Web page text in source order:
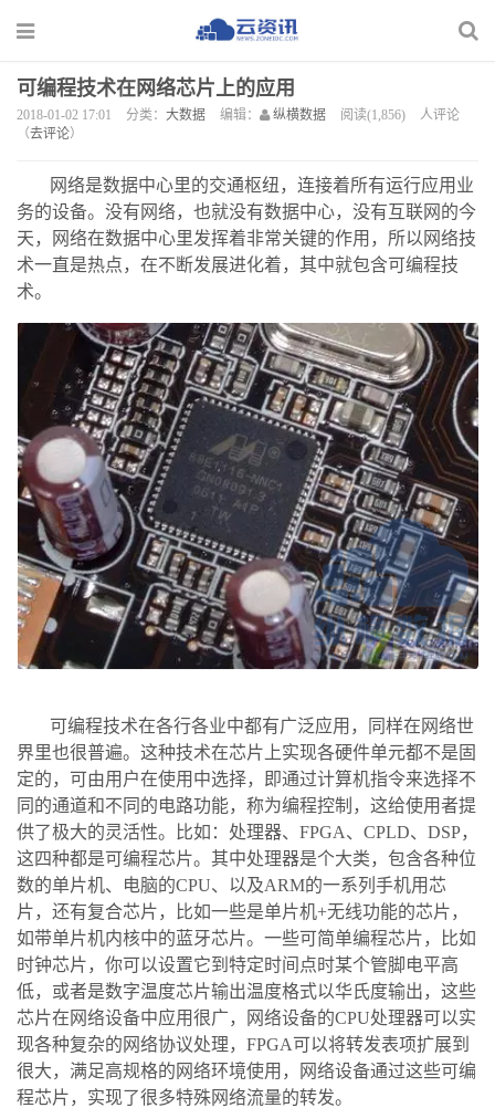
可编程技术在网络芯片上的应用
2018-01-02 17:01 分类： 大数据 编辑： 纵横数据 阅读(1,856)
人评论
（去评论）
网络是数据中心里的交通枢纽，连接着所有运行应用业
务的设备。没有网络，也就没有数据中心，没有互联网的今
天，网络在数据中心里发挥着非常关键的作用，所以网络技
术一直是热点，在不断发展进化着，其中就包含可编程技
术。
可编程技术在各行各业中都有广泛应用，同样在网络世
界里也很普遍。这种技术在芯片上实现各硬件单元都不是固
定的，可由用户在使用中选择，即通过计算机指令来选择不
同的通道和不同的电路功能，称为编程控制，这给使用者提
供了极大的灵活性。比如：处理器、FPGA、CPLD、DSP，
这四种都是可编程芯片。其中处理器是个大类，包含各种位
数的单片机、电脑的CPU、以及ARM的一系列手机用芯
片，还有复合芯片，比如一些是单片机+无线功能的芯片，
如带单片机内核中的蓝牙芯片。一些可简单编程芯片，比如
时钟芯片，你可以设置它到特定时间点时某个管脚电平高
低，或者是数字温度芯片输出温度格式以华氏度输出，这些
芯片在网络设备中应用很广，网络设备的CPU处理器可以实
现各种复杂的网络协议处理，FPGA可以将转发表项扩展到
很大，满足高规格的网络环境使用，网络设备通过这些可编
程芯片，实现了很多特殊网络流量的转发。